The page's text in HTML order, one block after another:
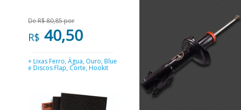
De R$ 80,85 por
R$ 40,50
+ Lixas Ferro, Água, Ouro, Blue
e Discos Flap, Corte, Hookit